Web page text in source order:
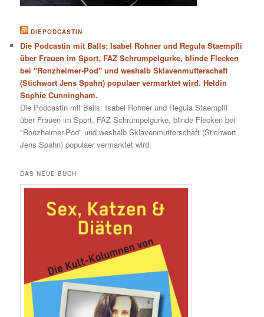
DIEPODCASTIN
Die Podcastin mit Balls: Isabel Rohner und Regula Staempfli
über Frauen im Sport, FAZ Schrumpelgurke, blinde Flecken
bei "Ronzheimer-Pod" und weshalb Sklavenmutterschaft
(Stichwort Jens Spahn) populaer vermarktet wird. Heldin
Sophie Cunningham.
Die Podcastin mit Balls: Isabel Rohner und Regula Staempfli
über Frauen im Sport, FAZ Schrumpelgurke, blinde Flecken bei
"Ronzheimer-Pod" und weshalb Sklavenmutterschaft (Stichwort
Jens Spahn) populaer vermarktet wird.
DAS NEUE BUCH